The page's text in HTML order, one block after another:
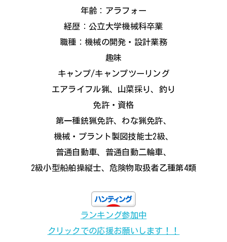
年齢：アラフォー
経歴：公立大学機械科卒業
職種：機械の開発・設計業務
趣味
キャンプ/キャンプツーリング
エアライフル猟、山菜採り、釣り
免許・資格
第一種銃猟免許、わな猟免許、
機械・プラント製図技能士2級、
普通自動車、普通自動二輪車、
2級小型船舶操縦士、危険物取扱者乙種第4類
ランキング参加中
クリックでの応援お願いします！！